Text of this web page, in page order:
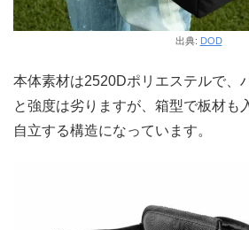
出典: DOD
本体素材は2520Dポリエステルで、
と強度は劣りますが、箱型で板材も
自立する構造になっています。